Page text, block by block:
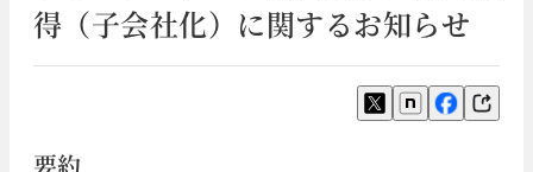
得（子会社化）に関するお知らせ